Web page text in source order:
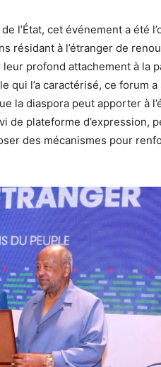
l’État, cet événement a été
résidant à l’étranger de
profond attachement à la
qui l’a caractérisé, ce forum
la diaspora peut apporter à
de plateforme d’expression,
des mécanismes pour